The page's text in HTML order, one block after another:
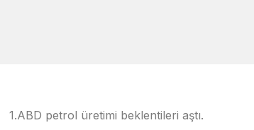
1.ABD petrol üretimi beklentileri aştı.